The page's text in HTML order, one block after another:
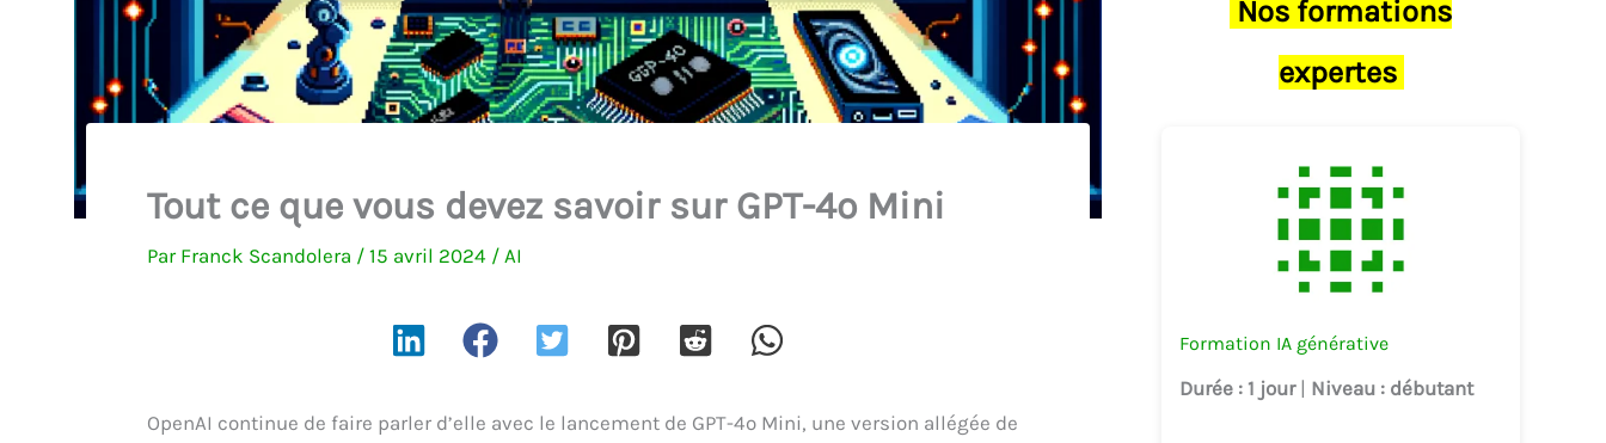
Tout ce que vous devez savoir sur GPT-4o Mini
Par Franck Scandolera / 15 avril 2024 / AI
OpenAI continue de faire parler d’elle avec le lancement de GPT-4o Mini, une version allégée de
Nos formations
expertes
Formation IA générative
Durée : 1 jour | Niveau : débutant